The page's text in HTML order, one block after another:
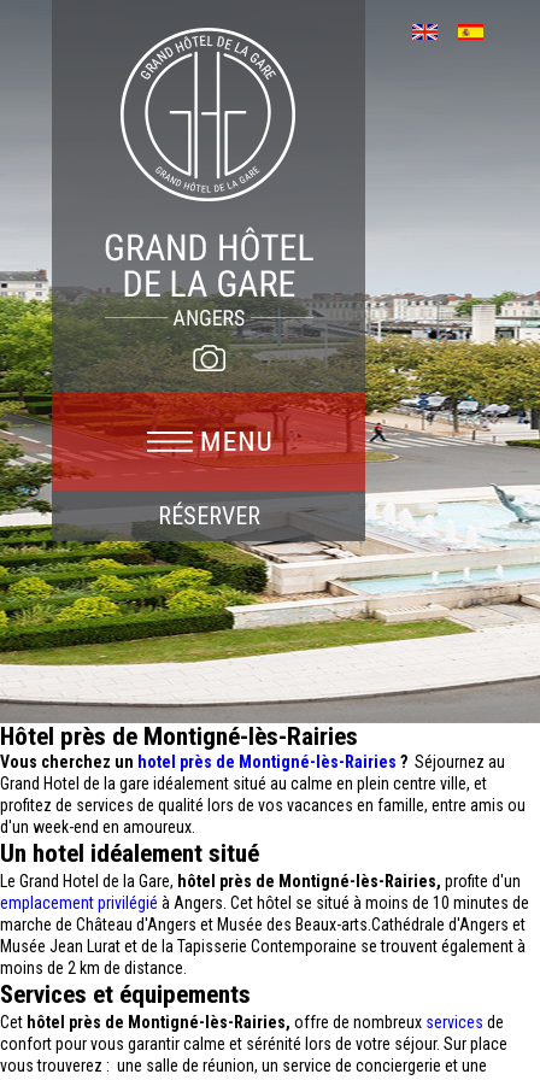
RÉSERVER
Hôtel près de Montigné-lès-Rairies
Vous cherchez un hotel près de Montigné-lès-Rairies ? Séjournez au
Grand Hotel de la gare idéalement situé au calme en plein centre ville, et
profitez de services de qualité lors de vos vacances en famille, entre amis ou
d'un week-end en amoureux.
Un hotel idéalement situé
Le Grand Hotel de la Gare, hôtel près de Montigné-lès-Rairies, profite d'un
emplacement privilégié à Angers. Cet hôtel se situé à moins de 10 minutes de
marche de Château d'Angers et Musée des Beaux-arts.Cathédrale d'Angers et
Musée Jean Lurat et de la Tapisserie Contemporaine se trouvent également à
moins de 2 km de distance.
Services et équipements
Cet hôtel près de Montigné-lès-Rairies, offre de nombreux services de
confort pour vous garantir calme et sérénité lors de votre séjour. Sur place
vous trouverez : une salle de réunion, un service de conciergerie et une